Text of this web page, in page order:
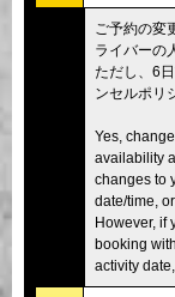
ご予約の変
ライバーの
ただし、6
ンセルポリ
Yes,
availability
changes to
date/time,
However, if
booking
activity